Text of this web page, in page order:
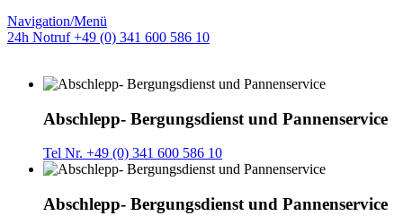
Navigation/Menü
24h Notruf +49 (0) 341 600 586 10
Abschlepp- Bergungsdienst und Pannenservice
Tel Nr. +49 (0) 341 600 586 10
Abschlepp- Bergungsdienst und Pannenservice